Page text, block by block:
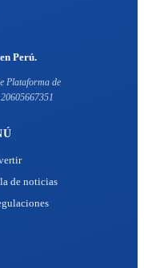
Perú.
Plataforma de
de noticias